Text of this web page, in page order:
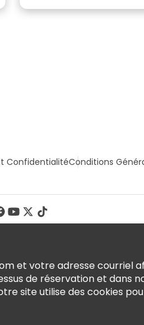
ConfidentialitéConditions
et votre adresse courriel
de réservation et dans
site utilise des cookies